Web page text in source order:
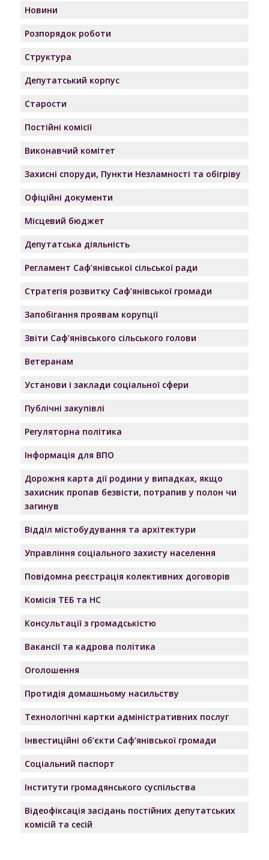
Новини
Розпорядок роботи
Структура
Депутатський корпус
Старости
Постійні комісії
Виконавчий комітет
Захисні споруди, Пункти Незламності та обігріву
Офіційні документи
Місцевий бюджет
Депутатська діяльність
Регламент Саф’янівської сільської ради
Стратегія розвитку Саф’янівської громади
Запобігання проявам корупції
Звіти Саф’янівського сільського голови
Ветеранам
Установи і заклади соціальної сфери
Публічні закупівлі
Регуляторна політика
Інформація для ВПО
Дорожня карта дії родини у випадках, якщо
захисник пропав безвісти, потрапив у полон чи
загинув
Відділ містобудування та архітектури
Управління соціального захисту населення
Повідомна реєстрація колективних договорів
Комісія ТЕБ та НС
Консультації з громадськістю
Вакансії та кадрова політика
Оголошення
Протидія домашньому насильству
Технологічні картки адміністративних послуг
Інвестиційні об’єкти Саф’янівської громади
Соціальний паспорт
Інститути громадянського суспільства
Відеофіксація засідань постійних депутатських
комісій та сесій